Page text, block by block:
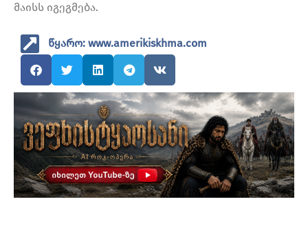
მაისს იგეგმება.
წყარო: www.amerikiskhma.com